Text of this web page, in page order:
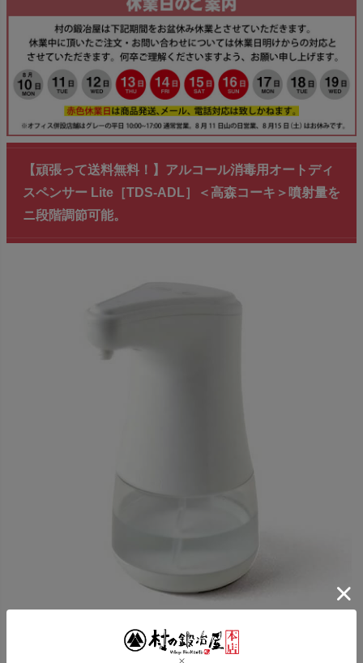
【頑張って送料無料！】アルコール消毒用オートディ
スペンサー Lite［TDS-ADL］＜高森コーキ＞噴射量を
ニ段階調節可能。